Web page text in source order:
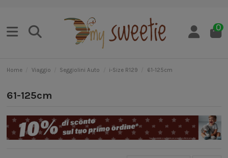
0
Home Viaggio Seggiolini Auto i-Size R129 61-125cm
61-125cm